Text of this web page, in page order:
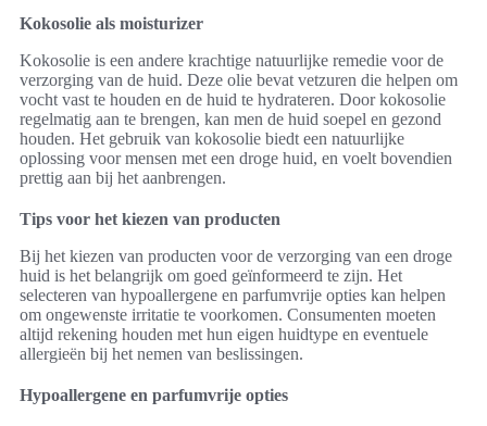
Kokosolie als moisturizer
Kokosolie is een andere krachtige natuurlijke remedie voor de
verzorging van de huid. Deze olie bevat vetzuren die helpen om
vocht vast te houden en de huid te hydrateren. Door kokosolie
regelmatig aan te brengen, kan men de huid soepel en gezond
houden. Het gebruik van kokosolie biedt een natuurlijke
oplossing voor mensen met een droge huid, en voelt bovendien
prettig aan bij het aanbrengen.
Tips voor het kiezen van producten
Bij het kiezen van producten voor de verzorging van een droge
huid is het belangrijk om goed geïnformeerd te zijn. Het
selecteren van hypoallergene en parfumvrije opties kan helpen
om ongewenste irritatie te voorkomen. Consumenten moeten
altijd rekening houden met hun eigen huidtype en eventuele
allergieën bij het nemen van beslissingen.
Hypoallergene en parfumvrije opties